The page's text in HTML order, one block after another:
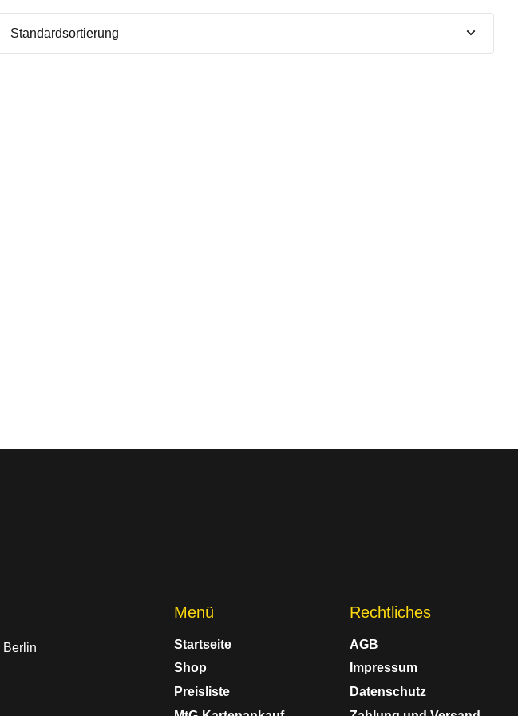
Berlin
Menü
Startseite
Shop
Preisliste
Rechtliches
AGB
Impressum
Datenschutz